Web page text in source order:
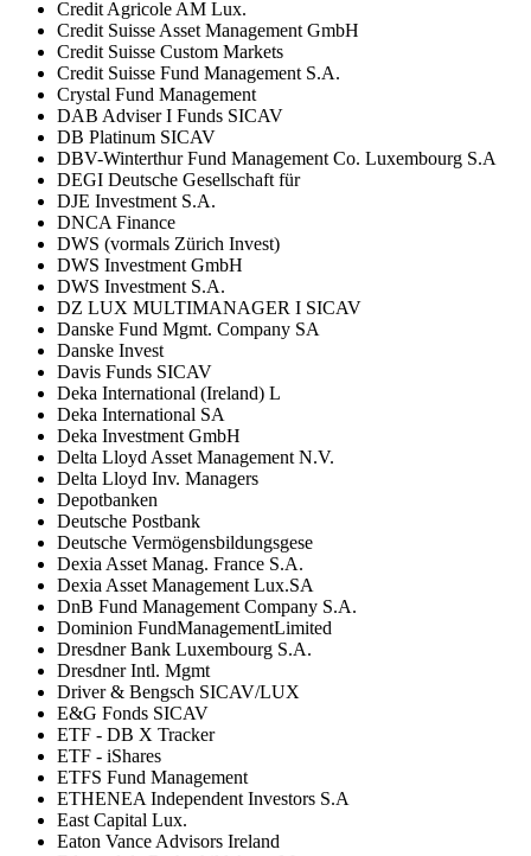
Credit Agricole AM Lux.
Credit Suisse Asset Management GmbH
Credit Suisse Custom Markets
Credit Suisse Fund Management S.A.
Crystal Fund Management
DAB Adviser I Funds SICAV
DB Platinum SICAV
DBV-Winterthur Fund Management Co. Luxembourg S.A
DEGI Deutsche Gesellschaft für
DJE Investment S.A.
DNCA Finance
DWS (vormals Zürich Invest)
DWS Investment GmbH
DWS Investment S.A.
DZ LUX MULTIMANAGER I SICAV
Danske Fund Mgmt. Company SA
Danske Invest
Davis Funds SICAV
Deka International (Ireland) L
Deka International SA
Deka Investment GmbH
Delta Lloyd Asset Management N.V.
Delta Lloyd Inv. Managers
Depotbanken
Deutsche Postbank
Deutsche Vermögensbildungsgese
Dexia Asset Manag. France S.A.
Dexia Asset Management Lux.SA
DnB Fund Management Company S.A.
Dominion FundManagementLimited
Dresdner Bank Luxembourg S.A.
Dresdner Intl. Mgmt
Driver & Bengsch SICAV/LUX
E&G Fonds SICAV
ETF - DB X Tracker
ETF - iShares
ETFS Fund Management
ETHENEA Independent Investors S.A
East Capital Lux.
Eaton Vance Advisors Ireland